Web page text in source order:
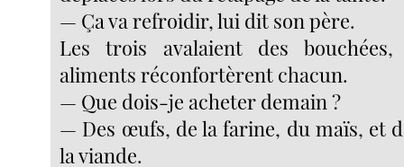
— Ça va refroidir, lui dit son père.
Les trois avalaient des
aliments réconfortèrent chacun.
— Que dois-je acheter demain ?
— Des œufs, de la farine, du maïs, et
la viande.